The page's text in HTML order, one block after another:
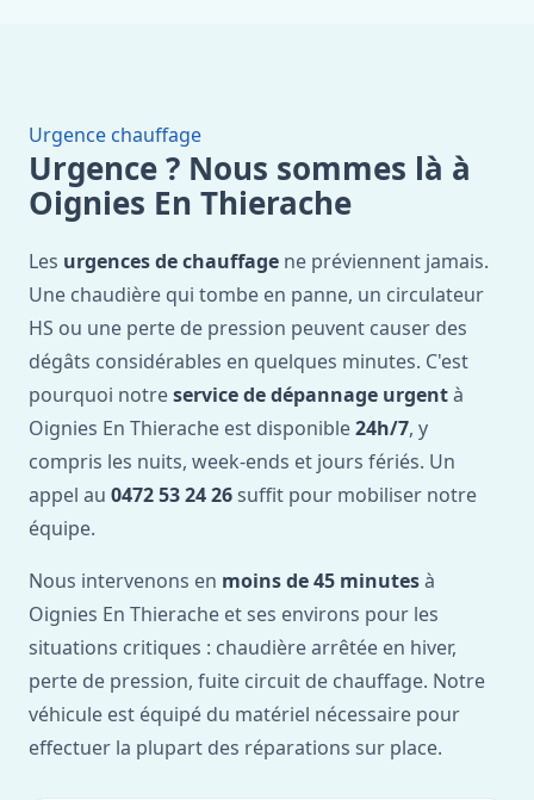
Urgence chauffage
Urgence ? Nous sommes là à
Oignies En Thierache
Les urgences de chauffage ne préviennent jamais.
Une chaudière qui tombe en panne, un circulateur
HS ou une perte de pression peuvent causer des
dégâts considérables en quelques minutes. C'est
pourquoi notreservice de dépannage urgentà
Oignies En Thierache est disponible24h/7, y
compris les nuits, week-ends et jours fériés. Un
appel au 0472 53 24 26 suffit pour mobiliser notre
équipe.
Nous intervenons en moins de 45 minutesà
Oignies En Thierache et ses environs pour les
situations critiques : chaudière arrêtée en hiver,
perte de pression, fuite circuit de chauffage. Notre
véhicule est équipé du matériel nécessaire pour
effectuer la plupart des réparations sur place.